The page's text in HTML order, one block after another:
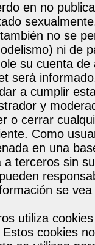
en no
no se
ni de
su cuenta
será
a cumplir
y
o cerrar
Como
en una
a terceros sin
se
utiliza
cookies